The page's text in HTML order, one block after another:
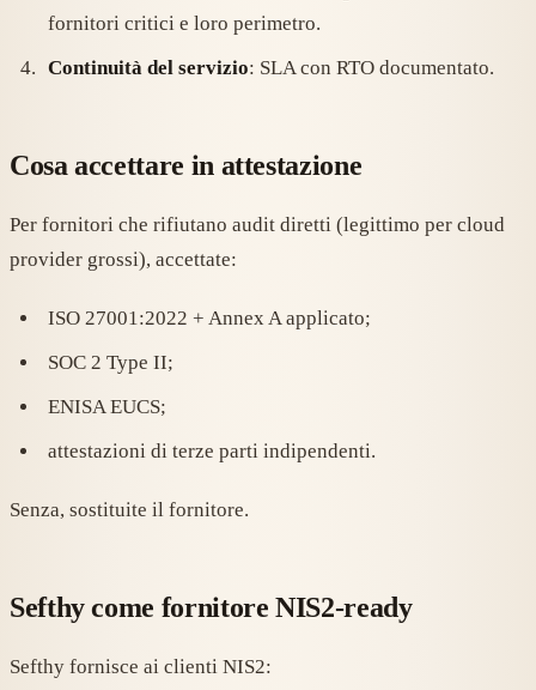
fornitori critici e loro perimetro.
Continuità del servizio: SLA con RTO documentato.
Cosa accettare in attestazione
Per fornitori che rifiutano audit diretti (legittimo per cloud
provider grossi), accettate:
ISO 27001:2022 + Annex A applicato;
SOC 2 Type II;
ENISA EUCS;
attestazioni di terze parti indipendenti.
Senza, sostituite il fornitore.
Sefthy come fornitore NIS2-ready
Sefthy fornisce ai clienti NIS2: